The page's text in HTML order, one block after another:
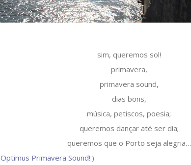
sim, queremos sol!
primavera,
primavera sound,
dias bons,
música, petiscos, poesia;
queremos dançar até ser dia;
queremos que o Porto seja alegria…
Optimus Primavera Sound!:)